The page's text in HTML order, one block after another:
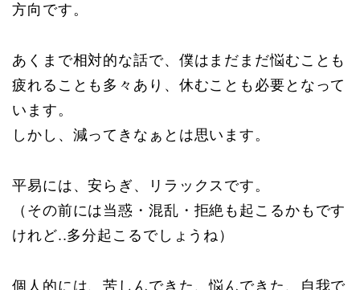
方向です。
あくまで相対的な話で、僕はまだまだ悩むことも
疲れることも多々あり、休むことも必要となって
います。
しかし、減ってきなぁとは思います。
平易には、安らぎ、リラックスです。
（その前には当惑・混乱・拒絶も起こるかもです
けれど..多分起こるでしょうね）
個人的には、苦しんできた、悩んできた、自我で